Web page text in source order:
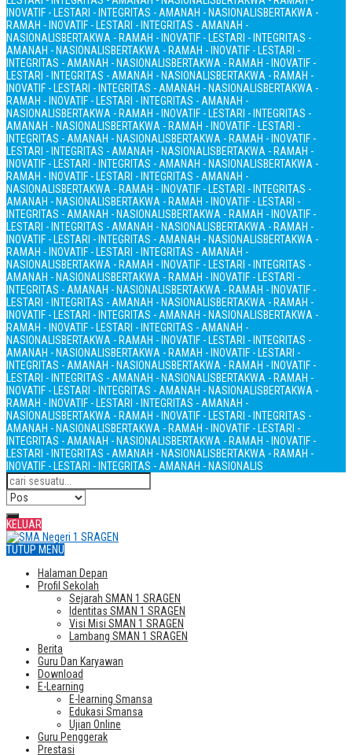
INOVATIF - LESTARI - INTEGRITAS - AMANAH - NASIONALISBERTAKWA -
RAMAH - INOVATIF - LESTARI - INTEGRITAS - AMANAH -
NASIONALISBERTAKWA - RAMAH - INOVATIF - LESTARI - INTEGRITAS -
AMANAH - NASIONALISBERTAKWA - RAMAH - INOVATIF - LESTARI -
INTEGRITAS - AMANAH - NASIONALISBERTAKWA - RAMAH - INOVATIF -
LESTARI - INTEGRITAS - AMANAH - NASIONALISBERTAKWA - RAMAH -
INOVATIF - LESTARI - INTEGRITAS - AMANAH - NASIONALISBERTAKWA -
RAMAH - INOVATIF - LESTARI - INTEGRITAS - AMANAH -
NASIONALISBERTAKWA - RAMAH - INOVATIF - LESTARI - INTEGRITAS -
AMANAH - NASIONALISBERTAKWA - RAMAH - INOVATIF - LESTARI -
INTEGRITAS - AMANAH - NASIONALISBERTAKWA - RAMAH - INOVATIF -
LESTARI - INTEGRITAS - AMANAH - NASIONALISBERTAKWA - RAMAH -
INOVATIF - LESTARI - INTEGRITAS - AMANAH - NASIONALISBERTAKWA -
RAMAH - INOVATIF - LESTARI - INTEGRITAS - AMANAH -
NASIONALISBERTAKWA - RAMAH - INOVATIF - LESTARI - INTEGRITAS -
AMANAH - NASIONALISBERTAKWA - RAMAH - INOVATIF - LESTARI -
INTEGRITAS - AMANAH - NASIONALISBERTAKWA - RAMAH - INOVATIF -
LESTARI - INTEGRITAS - AMANAH - NASIONALISBERTAKWA - RAMAH -
INOVATIF - LESTARI - INTEGRITAS - AMANAH - NASIONALISBERTAKWA -
RAMAH - INOVATIF - LESTARI - INTEGRITAS - AMANAH -
NASIONALISBERTAKWA - RAMAH - INOVATIF - LESTARI - INTEGRITAS -
AMANAH - NASIONALISBERTAKWA - RAMAH - INOVATIF - LESTARI -
INTEGRITAS - AMANAH - NASIONALISBERTAKWA - RAMAH - INOVATIF -
LESTARI - INTEGRITAS - AMANAH - NASIONALISBERTAKWA - RAMAH -
INOVATIF - LESTARI - INTEGRITAS - AMANAH - NASIONALISBERTAKWA -
RAMAH - INOVATIF - LESTARI - INTEGRITAS - AMANAH -
NASIONALISBERTAKWA - RAMAH - INOVATIF - LESTARI - INTEGRITAS -
AMANAH - NASIONALISBERTAKWA - RAMAH - INOVATIF - LESTARI -
INTEGRITAS - AMANAH - NASIONALISBERTAKWA - RAMAH - INOVATIF -
LESTARI - INTEGRITAS - AMANAH - NASIONALISBERTAKWA - RAMAH -
INOVATIF - LESTARI - INTEGRITAS - AMANAH - NASIONALISBERTAKWA -
RAMAH - INOVATIF - LESTARI - INTEGRITAS - AMANAH -
NASIONALISBERTAKWA - RAMAH - INOVATIF - LESTARI - INTEGRITAS -
AMANAH - NASIONALISBERTAKWA - RAMAH - INOVATIF - LESTARI -
INTEGRITAS - AMANAH - NASIONALISBERTAKWA - RAMAH - INOVATIF -
LESTARI - INTEGRITAS - AMANAH - NASIONALISBERTAKWA - RAMAH -
INOVATIF - LESTARI - INTEGRITAS - AMANAH - NASIONALIS
KELUAR
TUTUP MENU
Halaman Depan
Profil Sekolah
Sejarah SMAN 1 SRAGEN
Identitas SMAN 1 SRAGEN
Visi Misi SMAN 1 SRAGEN
Lambang SMAN 1 SRAGEN
Berita
Guru Dan Karyawan
Download
E-Learning
E-learning Smansa
Edukasi Smansa
Ujian Online
Guru Penggerak
Prestasi